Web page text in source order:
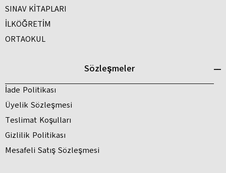
SINAV KİTAPLARI
İLKÖĞRETİM
ORTAOKUL
Sözleşmeler
İade Politikası
Üyelik Sözleşmesi
Teslimat Koşulları
Gizlilik Politikası
Mesafeli Satış Sözleşmesi